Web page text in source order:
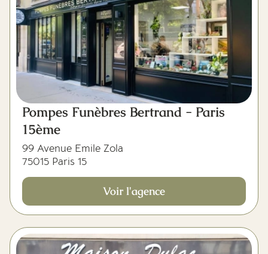
Pompes Funèbres Bertrand - Paris
15ème
99 Avenue Emile Zola
75015 Paris 15
Voir l'agence